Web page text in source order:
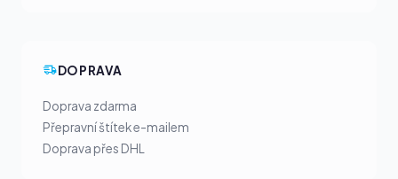
DOPRAVA
Doprava zdarma
Přepravní štítek e-mailem
Doprava přes DHL